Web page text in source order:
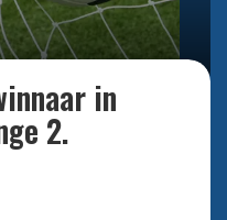
Bekijk alle foto's
in
2.